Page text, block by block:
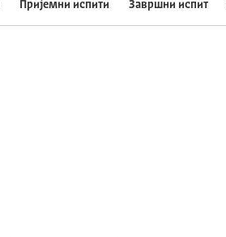
Пријемни испити Завршни испит